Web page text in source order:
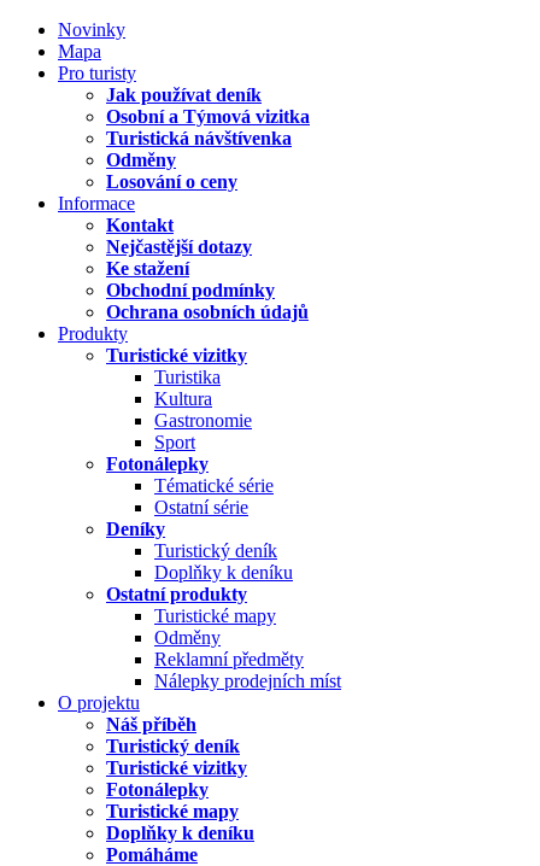
Novinky
Mapa
Pro turisty
Jak používat deník
Osobní a Týmová vizitka
Turistická návštívenka
Odměny
Losování o ceny
Informace
Kontakt
Nejčastější dotazy
Ke stažení
Obchodní podmínky
Ochrana osobních údajů
Produkty
Turistické vizitky
Turistika
Kultura
Gastronomie
Sport
Fotonálepky
Tématické série
Ostatní série
Deníky
Turistický deník
Doplňky k deníku
Ostatní produkty
Turistické mapy
Odměny
Reklamní předměty
Nálepky prodejních míst
O projektu
Náš příběh
Turistický deník
Turistické vizitky
Fotonálepky
Turistické mapy
Doplňky k deníku
Pomáháme